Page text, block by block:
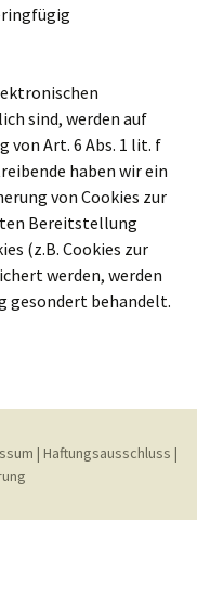
sind, werden auf
von Art. 6 Abs. 1 lit. f
haben wir ein
von Cookies zur
Bereitstellung
(z.B. Cookies zur
werden, werden
gesondert behandelt.
| Haftungsausschluss |